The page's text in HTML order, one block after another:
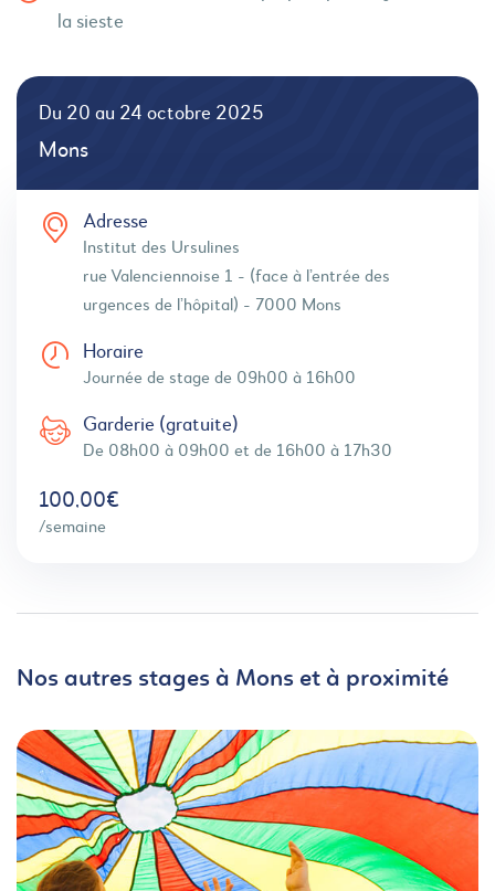
la sieste
Du 20 au 24 octobre 2025
Mons
Adresse
Institut des Ursulines
rue Valenciennoise 1 - (face à l’entrée des
urgences de l’hôpital) - 7000 Mons
Horaire
Journée de stage de 09h00 à 16h00
Garderie (gratuite)
De 08h00 à 09h00 et de 16h00 à 17h30
100,00€
/semaine
Nos autres stages à Mons et à proximité